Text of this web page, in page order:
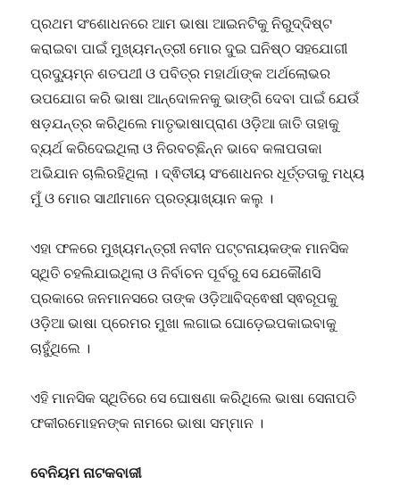
ପ୍ରଥମ ସଂଶୋଧନରେ ଆମ ଭାଷା ଆଇନଟିକୁ ନିରୁଦ୍ଦିଷ୍ଟ
କରାଇବା ପାଇଁ ମୁଖ୍ୟମନ୍ତ୍ରୀ ମୋର ଦୁଇ ଘନିଷ୍ଠ ସହଯୋଗୀ
ପ୍ରଦ୍ୟୁମ୍ନ ଶତପଥୀ ଓ ପବିତ୍ର ମହାର୍ଥାଙ୍କ ଅର୍ଥଲୋଭର
ଉପଯୋଗ କରି ଭାଷା ଆନ୍ଦୋଳନକୁ ଭାଙ୍ଗି ଦେବା ପାଇଁ ଯେଉଁ
ଷଡ଼ଯନ୍ତ୍ର କରିଥିଲେ ମାତୃଭାଷାପ୍ରାଣ ଓଡ଼ିଆ ଜାତି ତାହାକୁ
ବ୍ୟର୍ଥ କରିଦେଇଥିଲା ଓ ନିରବଚ୍ଛିନ୍ନ ଭାବେ କଳାପତାକା
ଅଭିଯାନ ଚାଲିରହିଥିଲା । ଦ୍ଵିତୀୟ ସଂଶୋଧନର ଧୂର୍ତ୍ତତାକୁ ମଧ୍ୟ
ମୁଁ ଓ ମୋର ସାଥୀମାନେ ପ୍ରତ୍ୟାଖ୍ୟାନ କଲୁ ।
ଏହା ଫଳରେ ମୁଖ୍ୟମନ୍ତ୍ରୀ ନବୀନ ପଟ୍ଟନାୟକଙ୍କ ମାନସିକ
ସ୍ଥିତି ଚହଲିଯାଇଥିଲା ଓ ନିର୍ବାଚନ ପୂର୍ବରୁ ସେ ଯେକୌଣସି
ପ୍ରକାରେ ଜନମାନସରେ ତାଙ୍କ ଓଡ଼ିଆବିଦ୍ଵେଷୀ ସ୍ଵରୂପକୁ
ଓଡ଼ିଆ ଭାଷା ପ୍ରେମର ମୁଖା ଲଗାଇ ଘୋଡ଼େଇପକାଇବାକୁ
ଚାହୁଁଥିଲେ ।
ଏହି ମାନସିକ ସ୍ଥିତିରେ ସେ ଘୋଷଣା କରିଥିଲେ ଭାଷା ସେନାପତି
ଫକୀରମୋହନଙ୍କ ନାମରେ ଭାଷା ସମ୍ମାନ ।
ବେନିୟମ ନାଟକବାଜୀ